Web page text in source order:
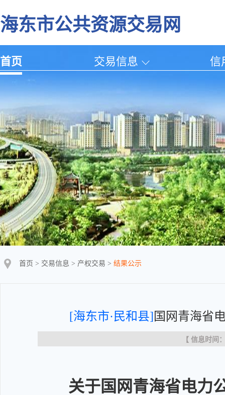
海东市公共资源交易网
首页 交易信息 信
首页 > 交易信息 > 产权交易 > 结果公示
[海东市·民和县]国网青海省
【 信息时间
关于国网青海省电力